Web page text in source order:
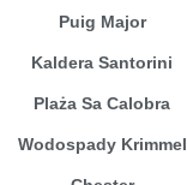
Puig Major
Kaldera Santorini
Plaża Sa Calobra
Wodospady Krimmel